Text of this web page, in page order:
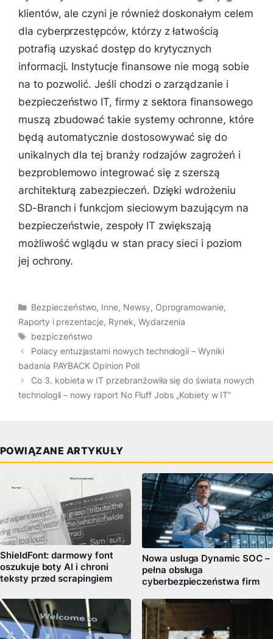
klientów, ale czyni je również doskonałym celem
dla cyberprzestępców, którzy z łatwością
potrafią uzyskać dostęp do krytycznych
informacji. Instytucje finansowe nie mogą sobie
na to pozwolić. Jeśli chodzi o zarządzanie i
bezpieczeństwo IT, firmy z sektora finansowego
muszą zbudować takie systemy ochronne, które
będą automatycznie dostosowywać się do
unikalnych dla tej branży rodzajów zagrożeń i
bezproblemowo integrować się z szerszą
architekturą zabezpieczeń. Dzięki wdrożeniu
SD-Branch i funkcjom sieciowym bazującym na
bezpieczeństwie, zespoły IT zwiększają
możliwość wglądu w stan pracy sieci i poziom
jej ochrony.
Kategorie
Bezpieczeństwo, Inne, Newsy, Oprogramowanie,
Raporty i prezentacje, Rynek, Wydarzenia
Tagi
bezpiczeństwo
Polacy entuzjastami nowych technologii – Wyniki
badania PAYBACK Opinion Poll
Co 3. kobieta w IT przebranżowiła się do świata nowych
technologii – nowy raport No Fluff Jobs „Kobiety w IT”
POWIĄZANE ARTYKUŁY
ShieldFont: darmowy font
oszukuje boty AI i chroni
teksty przed scrapingiem
Nowa usługa Dynamic SOC –
pełna obsługa
cyberbezpieczeństwa firm